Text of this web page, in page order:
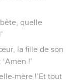
quelle
la fille de son
!’
mère !’Et tout